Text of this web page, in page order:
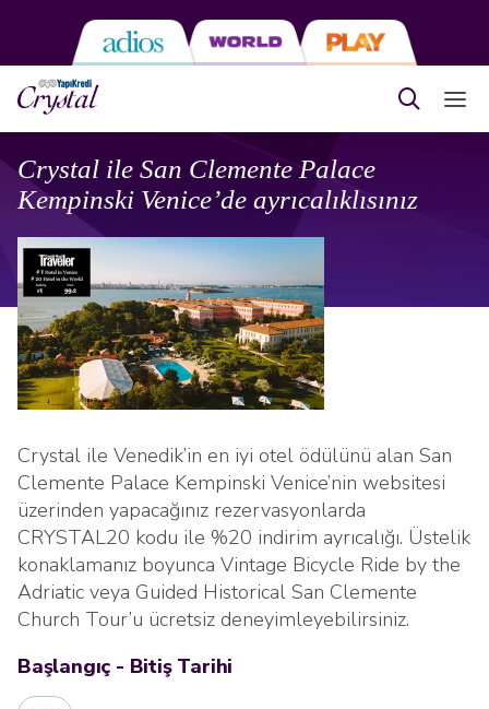
Crystal ile San Clemente Palace
Kempinski Venice’de ayrıcalıklısınız
Crystal ile Venedik’in en iyi otel ödülünü alan San
Clemente Palace Kempinski Venice’nin websitesi
üzerinden yapacağınız rezervasyonlarda
CRYSTAL20 kodu ile %20 indirim ayrıcalığı. Üstelik
konaklamanız boyunca Vintage Bicycle Ride by the
Adriatic veya Guided Historical San Clemente
Church Tour’u ücretsiz deneyimleyebilirsiniz.
Başlangıç - Bitiş Tarihi